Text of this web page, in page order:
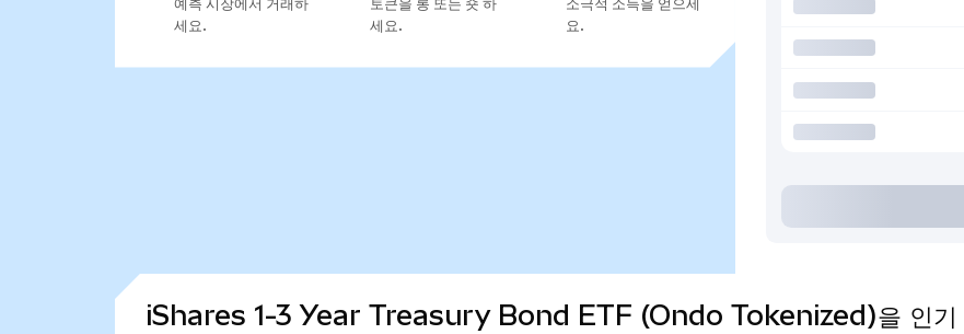
예측 시장에서 거래하
세요.
토큰을 롱 또는 숏 하
세요.
소극적 소득을 얻으세
요.
iShares 1-3 Year Treasury Bond ETF (Ondo Tokenized)을 인기